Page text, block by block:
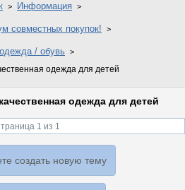
Информация
совместных покупок!
/ обувь
одежда для детей
одежда для детей
1 из 1
создать новую тему